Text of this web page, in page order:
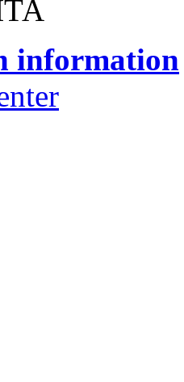
information